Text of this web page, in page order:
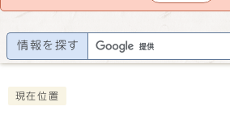
情報を探す
現在位置